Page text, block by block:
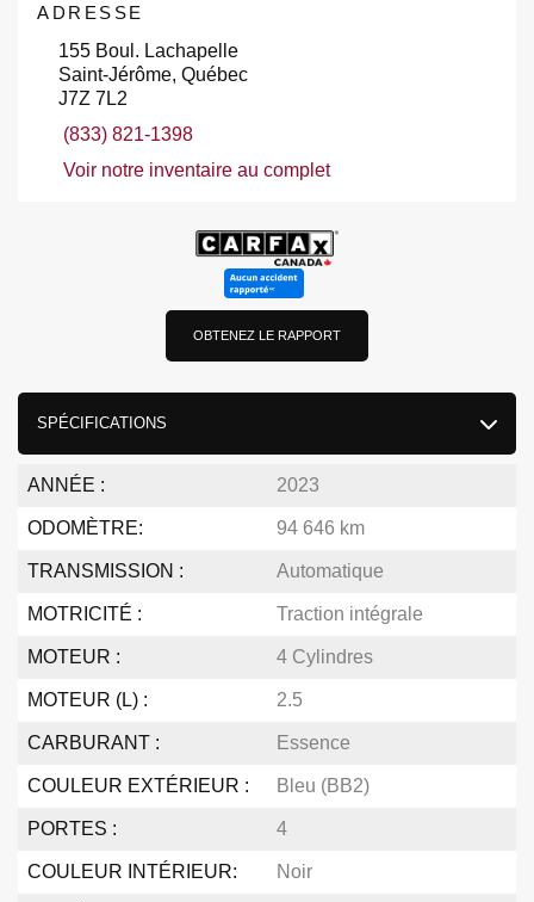
OBTENEZ LE RAPPORT
SPÉCIFICATIONS
ANNÉE : 2023
ODOMÈTRE: 94 646 km
TRANSMISSION : Automatique
MOTRICITÉ : Traction intégrale
MOTEUR : 4 Cylindres
MOTEUR (L) : 2.5
CARBURANT : Essence
COULEUR EXTÉRIEUR : Bleu (BB2)
PORTES : 4
COULEUR INTÉRIEUR: Noir
ADRESSE
155 Boul. Lachapelle
Saint-Jérôme, Québec
J7Z 7L2
(833) 821-1398
Voir notre inventaire au complet